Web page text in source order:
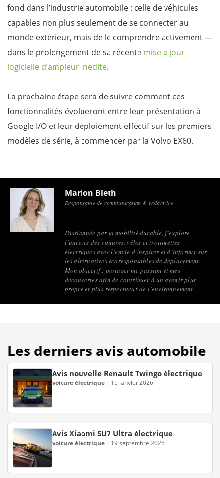
fond dans l’industrie automobile : celle de véhicules
capables non plus seulement de se connecter au
monde extérieur, mais de le comprendre activement —
dans le prolongement de sa récente mise à jour
logicielle d’ampleur inédite.
La prochaine étape sera de suivre comment ces
fonctionnalités évolueront entre leur présentation à
Google I/O et leur déploiement effectif sur les premiers
modèles de série, à commencer par la Volvo EX60.
Marion Bieth
Responsable de communication & rédactrice
Passionnée par la mobilité durable, j’explore
l’univers des voitures, vélos et trottinettes
électriques avec l’envie d’inspirer et d’informer sur
les alternatives écoresponsables de déplacement.
Mon objectif : partager ma passion et mes
découvertes afin de contribuer à un avenir plus
propre et plus respectueux de l’environnement.
Les derniers avis automobile
Avis nouvelle Renault Twingo électrique
voiture électrique | 15 janvier 2026
Avis Xiaomi SU7 Ultra électrique
voiture électrique | 19 septembre 2025